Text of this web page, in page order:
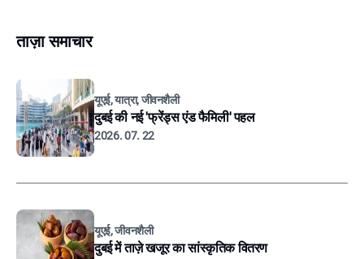
ताज़ा समाचार
यूएई, यात्रा, जीवनशैली
दुबई की नई 'फ्रेंड्स एंड फैमिली' पहल
2026. 07. 22
यूएई, जीवनशैली
दुबई में ताज़े खजूर का सांस्कृतिक वितरण